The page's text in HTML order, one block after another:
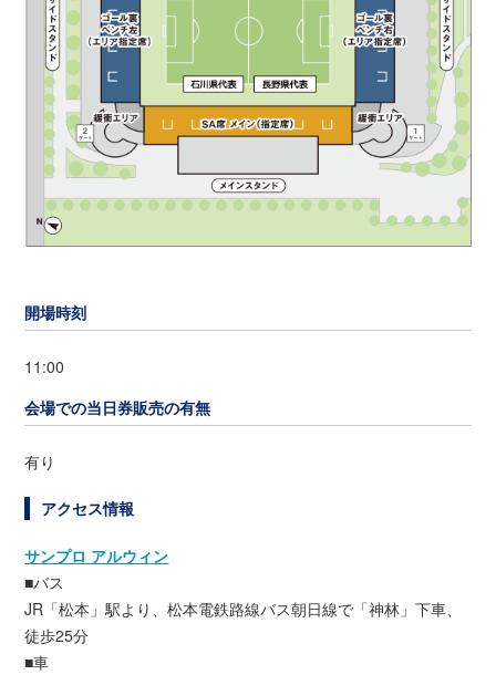
開場時刻
11:00
会場での当日券販売の有無
有り
アクセス情報
サンプロ アルウィン
■バス
JR「松本」駅より、松本電鉄路線バス朝日線で「神林」下車、
徒歩25分
■車